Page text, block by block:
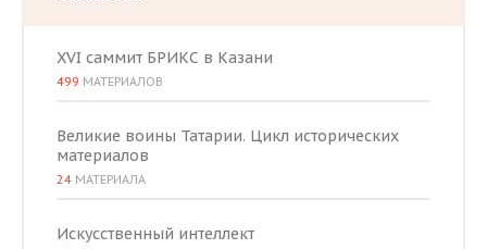
XVI саммит БРИКС в Казани
499 МАТЕРИАЛОВ
Великие воины Татарии. Цикл исторических
материалов
24 МАТЕРИАЛА
Искусственный интеллект